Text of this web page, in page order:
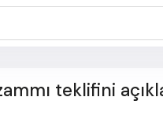
teklifini